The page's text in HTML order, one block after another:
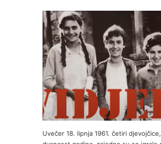
Uvečer 18. lipnja 1961. četiri